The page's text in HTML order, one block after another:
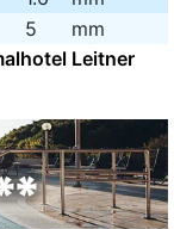
5
mm
Leitner